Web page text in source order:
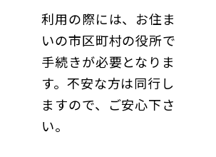
利用の際には、お住ま
いの市区町村の役所で
手続きが必要となりま
す。不安な方は同行し
ますので、ご安心下さ
い。